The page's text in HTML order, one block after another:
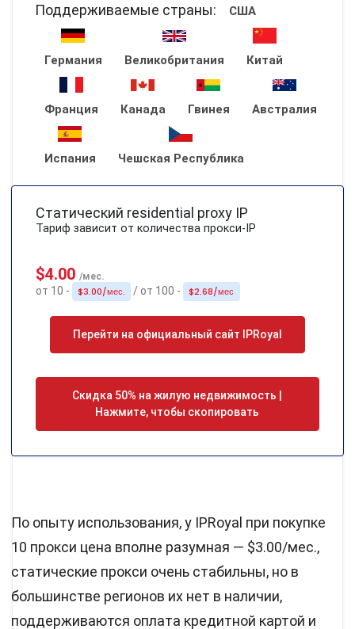
Поддерживаемые страны: США
Германия Великобритания Китай
Франция Канада Гвинея Австралия
Испания Чешская Республика
Статический residential proxy IP
Тариф зависит от количества прокси-IP
$4.00 /мес.
от 10 - $3.00/мес. / от 100 - $2.68/мес
Перейти на официальный сайт IPRoyal
Скидка 50% на жилую недвижимость |
Нажмите, чтобы скопировать
По опыту использования, у IPRoyal при покупке
10 прокси цена вполне разумная — $3.00/мес.,
статические прокси очень стабильны, но в
большинстве регионов их нет в наличии,
поддерживаются оплата кредитной картой и